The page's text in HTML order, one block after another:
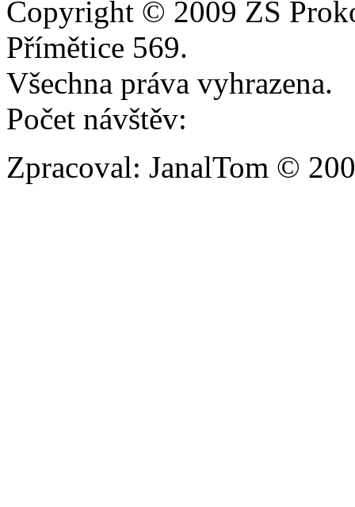
Copyright © 2009 ZŠ
Přímětice 569.
Všechna práva vyhrazena.
Počet návštěv:
Zpracoval: JanalTom ©